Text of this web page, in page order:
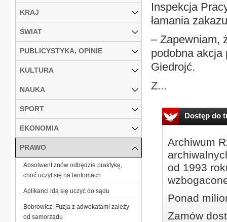
Inspekcja
łamania
– Zapewniam,
podobna akcja
Giedrojć.
Z...
Dostęp do
Archiwum
od 1993
Ponad
Zamów
KRAJ
ŚWIAT
PUBLICYSTYKA, OPINIE
KULTURA
NAUKA
SPORT
EKONOMIA
PRAWO
Absolwent znów odbędzie praktykę,
choć uczył się na fantomach
Aplikanci idą się uczyć do sądu
Bobrowicz: Fuzja z adwokatami zależy
od samorządu